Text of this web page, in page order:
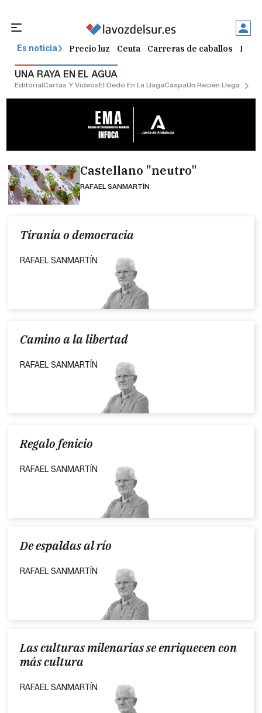
Es noticia Precio luz Ceuta Carreras de caballos
UNA RAYA EN EL AGUA
EditorialCartas Y VídeosEl Dedo En La LlagaCaspaUn Recién Llegado
Castellano "neutro"
RAFAEL SANMARTÍN
Tiranía o democracia
RAFAEL SANMARTÍN
Camino a la libertad
RAFAEL SANMARTÍN
Regalo fenicio
RAFAEL SANMARTÍN
De espaldas al río
RAFAEL SANMARTÍN
Las culturas milenarias se enriquecen con
más cultura
RAFAEL SANMARTÍN